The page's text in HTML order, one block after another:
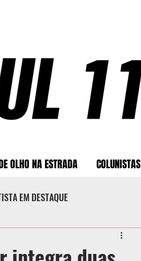
OLHO NA ESTRADA COLUNISTAS
EM DESTAQUE